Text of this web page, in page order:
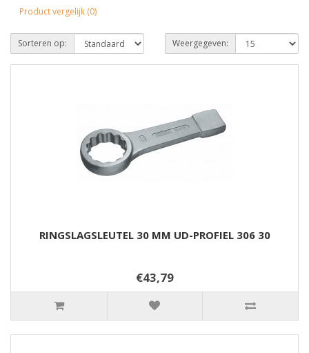
Product vergelijk (0)
Sorteren op: Weergegeven:
RINGSLAGSLEUTEL 30 MM UD-PROFIEL 306 30
€43,79